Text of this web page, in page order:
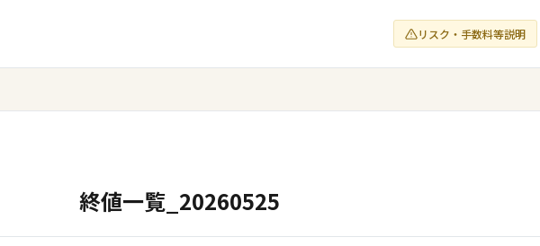
リスク・手数料等説明
終値一覧_20260525